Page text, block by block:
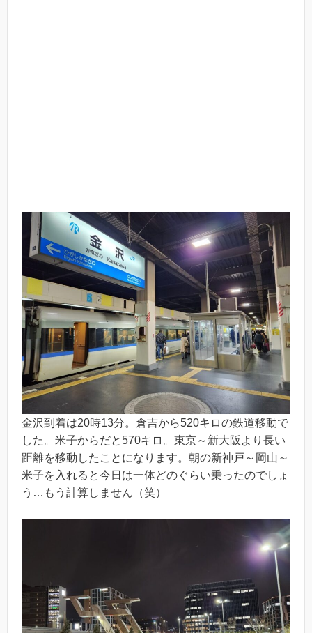
金沢到着は20時13分。倉吉から520キロの鉄道移動で
した。米子からだと570キロ。東京～新大阪より長い
距離を移動したことになります。朝の新神戸～岡山～
米子を入れると今日は一体どのぐらい乗ったのでしょ
う…もう計算しません（笑）